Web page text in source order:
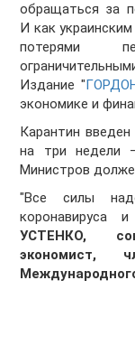
обращаться за
И как
потерями
Издание "
экономике и
Карантин
на три недели
Министров
"Все силы
коронавируса
УСТЕНКО,
экономист,